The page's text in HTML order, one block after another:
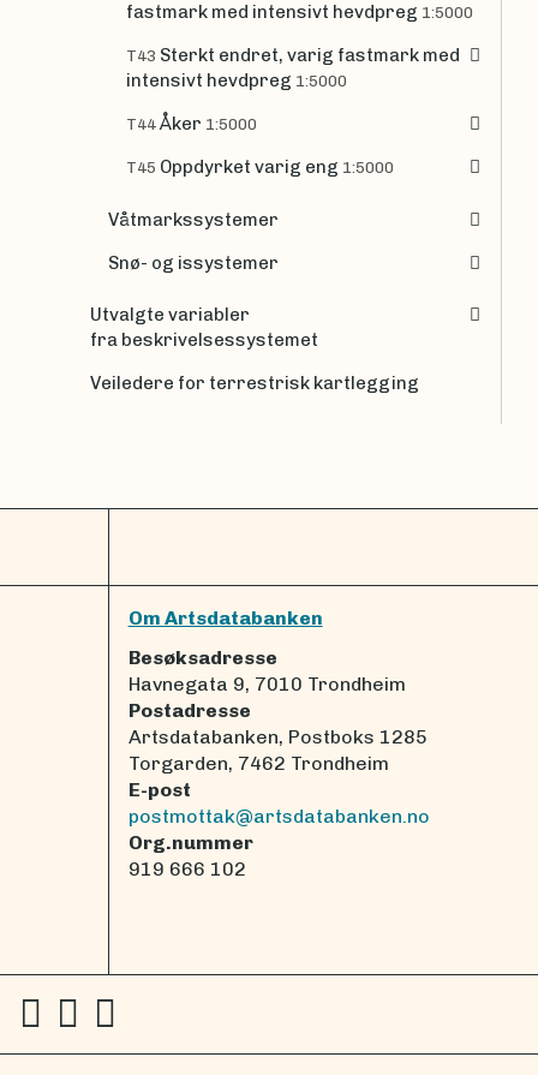
fastmark med intensivt hevdpreg 1:5000
T43 Sterkt endret, varig fastmark med
intensivt hevdpreg 1:5000
T44Åker 1:5000
T45 Oppdyrket varig eng 1:5000
Våtmarkssystemer
Snø- og issystemer
Utvalgte variabler
fra beskrivelsessystemet
Veiledere for terrestrisk kartlegging
Om Artsdatabanken
Besøksadresse
Havnegata 9, 7010 Trondheim
Postadresse
Artsdatabanken, Postboks 1285
Torgarden, 7462 Trondheim
E-post
postmottak@artsdatabanken.no
Org.nummer
919 666 102